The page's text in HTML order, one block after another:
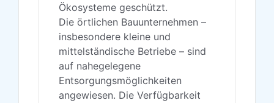
Ökosysteme geschützt.
Die örtlichen Bauunternehmen –
insbesondere kleine und
mittelständische Betriebe – sind
auf nahegelegene
Entsorgungsmöglichkeiten
angewiesen. Die Verfügbarkeit